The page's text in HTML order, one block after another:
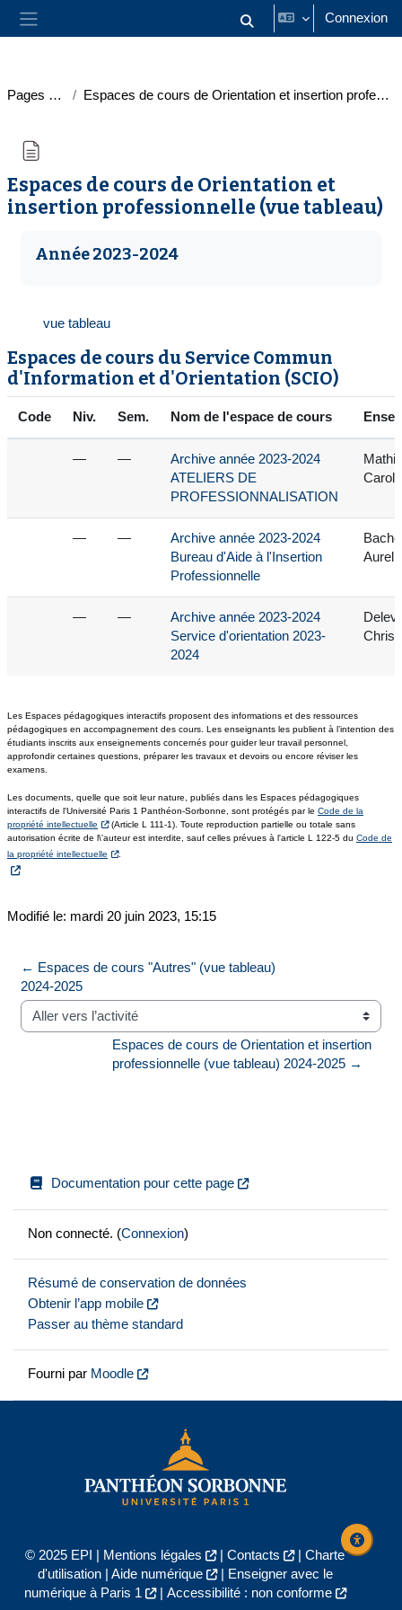
Panneau latéral Activer/désactiver la saisie
Connexion
Pages du site Espaces de cours de Orientation et insertion professionnelle (vue tableau)
Espaces de cours de Orientation et
insertion professionnelle (vue tableau)
Année 2023-2024
vue tableau
Espaces de cours du Service Commun
d'Information et d'Orientation (SCIO)
Code Niv. Sem. Nom de l'espace de cours
— —
Archive année 2023-2024
ATELIERS DE
PROFESSIONNALISATION
— —
Archive année 2023-2024
Bureau d'Aide à l'Insertion
Professionnelle
— —
Archive année 2023-2024
Service d'orientation 2023-
2024
Les Espaces pédagogiques interactifs proposent des informations et des ressources
pédagogiques en accompagnement des cours. Les enseignants les publient à l’intention des
étudiants inscrits aux enseignements concernés pour guider leur travail personnel,
approfondir certaines questions, préparer les travaux et devoirs ou encore réviser les
examens.
Les documents, quelle que soit leur nature, publiés dans les Espaces pédagogiques
interactifs de l'Université Paris 1 Panthéon-Sorbonne, sont protégés par le Code de la
propriété intellectuelle
(Article L 111-1). Toute reproduction partielle ou totale sans
autorisation écrite de l\'auteur est interdite, sauf celles prévues à l'article L 122-5 du Code de
la propriété intellectuelle
.
Modifié le: mardi 20 juin 2023, 15:15
← Espaces de cours "Autres" (vue tableau)
2024-2025
Aller vers l’activité
Espaces de cours de Orientation et insertion
professionnelle (vue tableau) 2024-2025 →
Documentation pour cette page
Non connecté. (Connexion)
Résumé de conservation de données
Obtenir l’app mobile
Passer au thème standard
Fourni par Moodle
© 2025 EPI | Mentions légales | Contacts | Charte
d'utilisation| Aide numérique |
Enseigner avec le
numérique à Paris 1
| Accessibilité : non conforme